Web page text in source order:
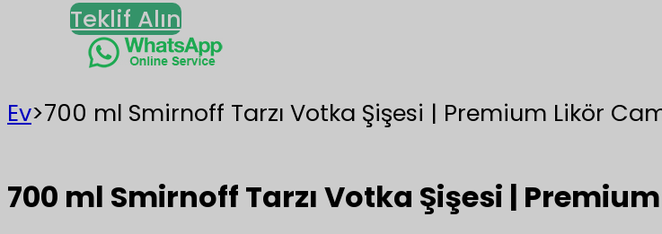
Teklif Alın
Ev>700 ml Smirnoff Tarzı Votka Şişesi | Premium Likör
700 ml Smirnoff Tarzı Votka Şişesi |